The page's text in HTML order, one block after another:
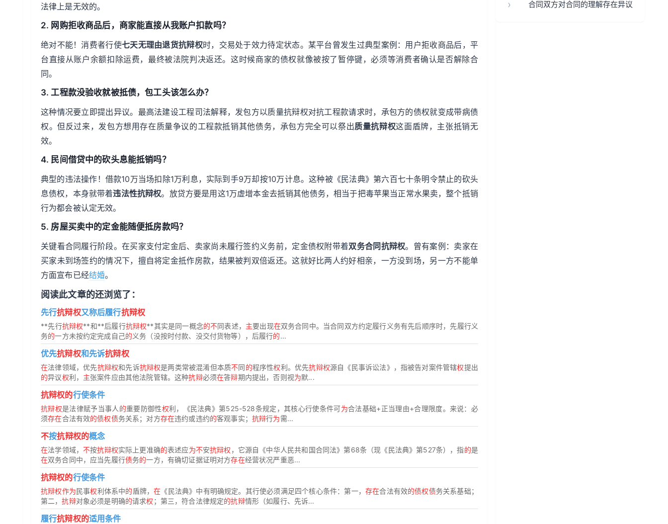
法律上是无效的。
2. 网购拒收商品后，商家能直接从我账户扣款吗？
绝对不能！消费者行使七天无理由退货抗辩权时，交易处于效力待定状态。某平台曾发生过典型案例：用户拒收商品后，平
台直接从账户余额扣除运费，最终被法院判决返还。这时候商家的债权就像被按了暂停键，必须等消费者确认是否解除合
同。
3. 工程款没验收就被抵债，包工头该怎么办？
这种情况要立即提出异议。最高法建设工程司法解释，发包方以质量抗辩权对抗工程款请求时，承包方的债权就变成带病债
权。但反过来，发包方想用存在质量争议的工程款抵销其他债务，承包方完全可以祭出质量抗辩权这面盾牌，主张抵销无
效。
4. 民间借贷中的砍头息能抵销吗？
典型的违法操作！借款10万当场扣除1万利息，实际到手9万却按10万计息。这种被《民法典》第六百七十条明令禁止的砍头
息债权，本身就带着违法性抗辩权。放贷方要是用这1万虚增本金去抵销其他债务，相当于把毒苹果当正常水果卖，整个抵销
行为都会被认定无效。
5. 房屋买卖中的定金能随便抵房款吗？
关键看合同履行阶段。在买家支付定金后、卖家尚未履行签约义务前，定金债权附带着双务合同抗辩权。曾有案例：卖家在
买家未到场签约的情况下，擅自将定金抵作房款，结果被判双倍返还。这就好比两人约好相亲，一方没到场，另一方不能单
方面宣布已经结婚。
阅读此文章的还浏览了：
先行抗辩权又称后履行抗辩权
**先行抗辩权**和**后履行抗辩权**其实是同一概念的不同表述， 主要出现在双务合同中。当合同双方约定履行义务有先后顺序时，先履行义
务的一方未按约定完成自己的义务（没按时付款、没交付货物等），后履行的...
优先抗辩权和先诉抗辩权
在法律领域，优先抗辩权和先诉抗辩权是两类常被混淆但本质不同的程序性权利。优先抗辩权源自《民事诉讼法》，指被告对案件管辖权提出
的异议权利， 主张案件应由其他法院管辖。这种抗辩必须在答辩期内提出，否则视为默...
抗辩权的行使条件
抗辩权是法律赋予当事人 的重要防御性权利，《民法典》第525-528条规定，其核心行使条件可为合法基础+正当理由+合理限度。来说：必
须存在合法有效的债权债务关系；对方存在违约或违约的客观事实； 抗辩行为需...
不按抗辩权的概念
在法学领域，不按抗辩权实际上更准确的表述应为不安抗辩权 ，它源自《中华人民共和国合同法》第68条（现《民法典》第527条），指的是
在双务合同中，应当先履行债务的一方，有确切证据证明对方存在经营状况严重恶...
抗辩权的行使条件
抗辩权作为民事权利体系中的盾牌，在 《民法典》中有明确规定。其行使必须满足四个核心条件：第一， 存在合法有效的债权债务关系基础；
第二，抗辩对象必须是明确的请求权 ；第三，符合法律规定的抗辩情形（如履行、先诉...
履行抗辩权的适用条件
合同双方对合同的理解存在异议